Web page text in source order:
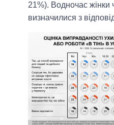
21%). Водночас жінки
визначилися з